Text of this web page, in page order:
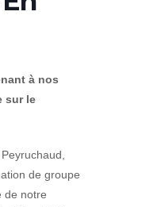
à nos
sur le
de groupe
de notre